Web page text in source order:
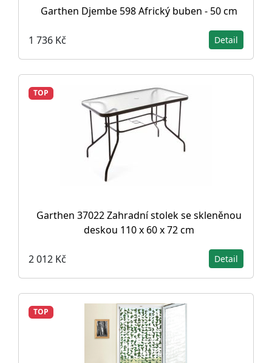
Garthen Djembe 598 Africký buben - 50 cm
1 736 Kč Detail
TOP
Garthen 37022 Zahradní stolek se skleněnou
deskou 110 x 60 x 72 cm
2 012 Kč Detail
TOP